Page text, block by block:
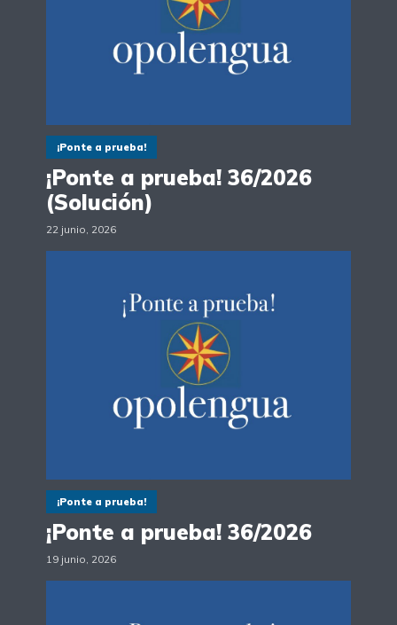
¡Ponte a prueba!
¡Ponte a prueba! 36/2026
(Solución)
22 junio, 2026
¡Ponte a prueba!
¡Ponte a prueba! 36/2026
19 junio, 2026